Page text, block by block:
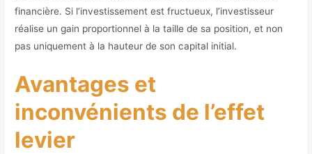
financière. Si l’investissement est fructueux, l’investisseur
réalise un gain proportionnel à la taille de sa position, et non
pas uniquement à la hauteur de son capital initial.
Avantages et
inconvénients de l’effet
levier